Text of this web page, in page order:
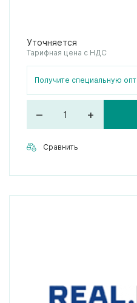
Уточняется
Тарифная цена с НДС
Получите специальную
– +
Сравнить